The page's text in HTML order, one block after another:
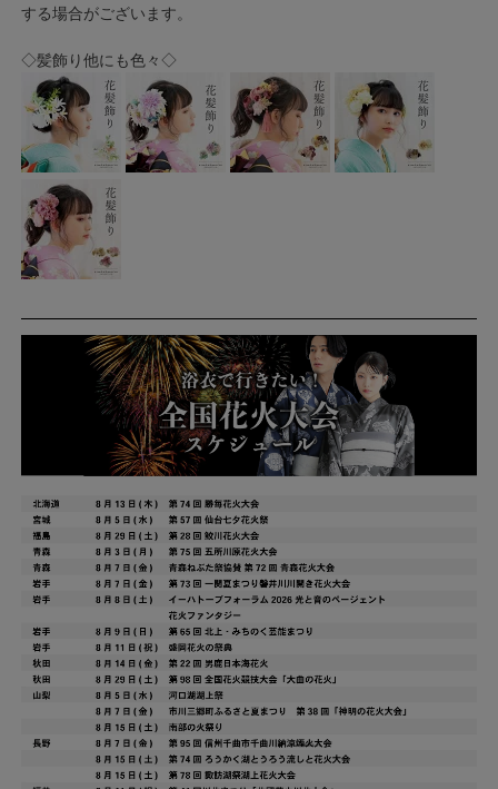
する場合がございます。
◇髪飾り他にも色々◇